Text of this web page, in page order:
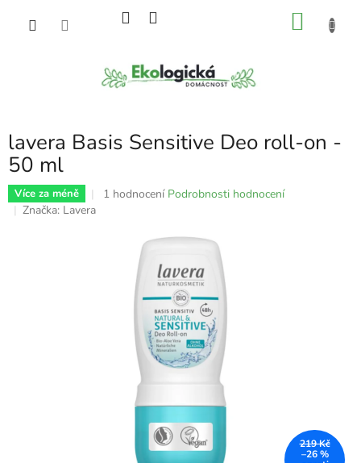
lavera Basis Sensitive Deo roll-on -
50 ml
Více za méně
Průměrné
hvězdiček.
1 hodnocení Podrobnosti hodnocení
Značka: Lavera
219 Kč
–26 %